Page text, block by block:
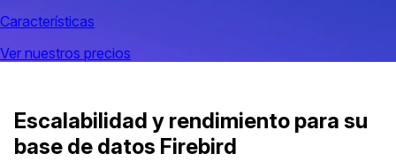
Características
Ver nuestros precios
Escalabilidad y rendimiento para su
base de datos Firebird